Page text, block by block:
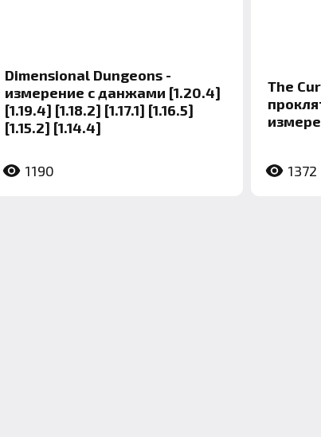
Dimensional Dungeons -
измерение с данжами [1.20.4]
[1.19.4] [1.18.2] [1.17.1] [1.16.5]
[1.15.2] [1.14.4]
1190
The
1372